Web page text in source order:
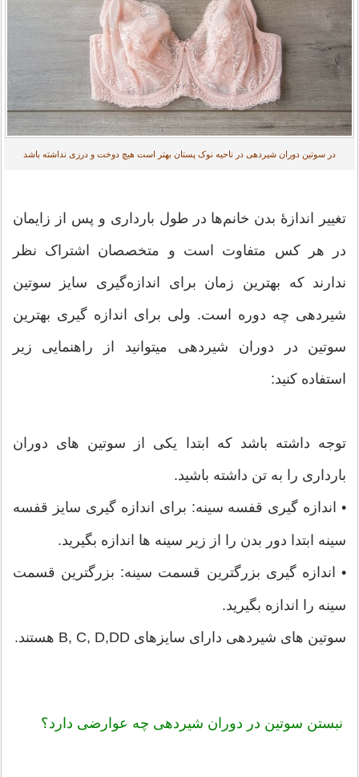
در سوتین دوران شیردهی در ناحیه نوک پستان بهتر است هیچ دوخت و درزی نداشته باشد
تغییر اندازۀ بدن خانم‌ها در طول بارداری و پس از زایمان
در هر کس متفاوت است و متخصصان اشتراک نظر
ندارند که بهترین زمان برای اندازه‌گیری سایز سوتین
شیردهی چه دوره‌ است. ولی برای اندازه گیری بهترین
سوتین در دوران شیردهی میتوانید از راهنمایی زیر
استفاده کنید:
توجه داشته باشد که ابتدا یکی از سوتین های دوران
بارداری را به تن داشته باشید.
• اندازه گیری قفسه سینه: برای اندازه گیری سایز قفسه
سینه ابتدا دور بدن را از زیر سینه ها اندازه بگیرید.
• اندازه گیری بزرگترین قسمت سینه: بزرگترین قسمت
سینه را اندازه بگیرید.
سوتین های شیردهی دارای سایزهای B, C, D,DD هستند.
نبستن سوتین در دوران شیردهی چه عوارضی دارد؟